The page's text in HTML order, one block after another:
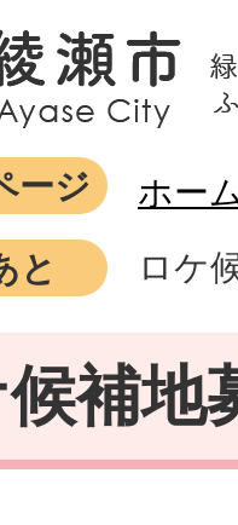
ージ ホー
と
ロケ
候補地